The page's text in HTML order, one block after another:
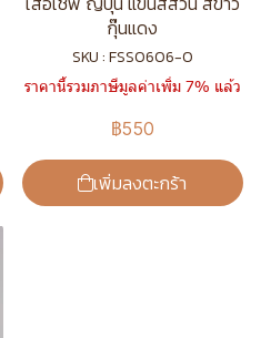
กุ๊นแดง
SKU : FSS0606-0
ราคานี้รวมภาษีมูลค่าเพิ่ม 7% แล้ว
฿550
เพิ่มลงตะกร้า